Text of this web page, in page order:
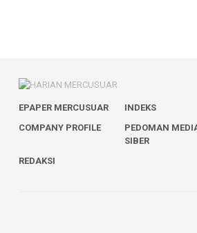
EPAPER MERCUSUAR INDEKS
COMPANY PROFILE
PEDOMAN
SIBER
REDAKSI